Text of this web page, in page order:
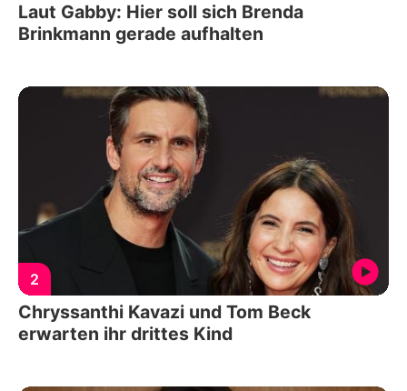
Laut Gabby: Hier soll sich Brenda
Brinkmann gerade aufhalten
2
Chryssanthi Kavazi und Tom Beck
erwarten ihr drittes Kind